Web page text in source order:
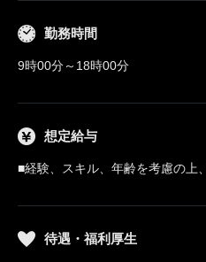
勤務時間
9時00分～18時00分
想定給与
■経験、スキル、年齢を考慮の上
待遇・福利厚生